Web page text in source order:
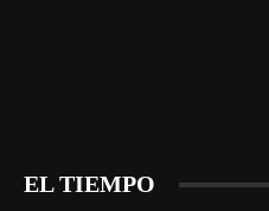
EL TIEMPO